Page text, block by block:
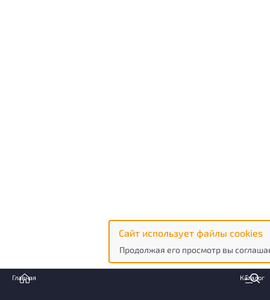
Сайт использует файлы cookies
Продолжая его просмотр вы
Главная Каталог